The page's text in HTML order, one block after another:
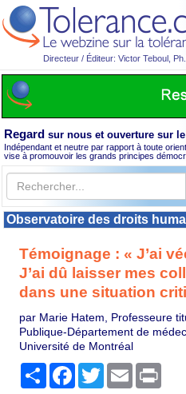
Directeur / Éditeur: Victor Teboul,
Regard sur nous et ouverture sur
Indépendant et neutre par rapport à toute
vise à promouvoir les grands principes
Observatoire des droits
Témoignage : « J’ai
J’ai dû laisser mes
dans une situation
par Marie Hatem, Professeure
Publique-Département de
Université de Montréal
PartagerFacebook
TwitterEmail